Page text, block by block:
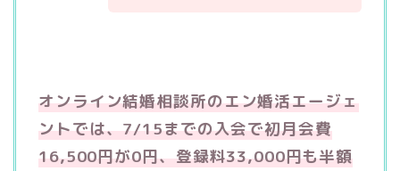
オンライン結婚相談所のエン婚活エージェ
ントでは、7/15までの入会で初月会費
16,500円が0円、登録料33,000円も半額